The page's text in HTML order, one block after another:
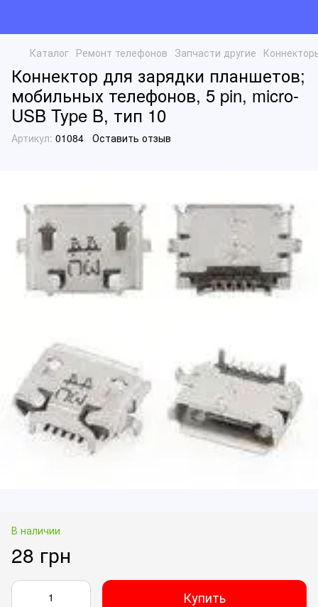
Каталог Ремонт телефонов Запчасти другие
Коннектор для зарядки планшетов;
мобильных телефонов, 5 pin, micro-
USB Type B, тип 10
Артикул: 01084 Оставить отзыв
В наличии
28 грн
Купить